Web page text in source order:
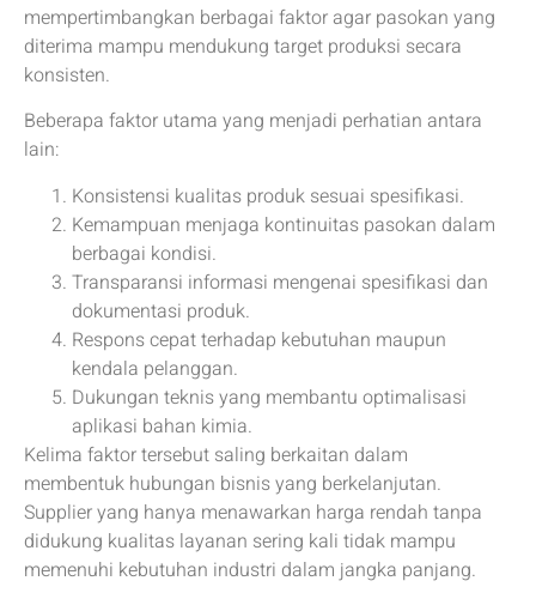
mempertimbangkan berbagai faktor agar pasokan yang
diterima mampu mendukung target produksi secara
konsisten.
Beberapa faktor utama yang menjadi perhatian antara
lain:
Konsistensi kualitas produk sesuai spesifikasi.
Kemampuan menjaga kontinuitas pasokan dalam
berbagai kondisi.
Transparansi informasi mengenai spesifikasi dan
dokumentasi produk.
Respons cepat terhadap kebutuhan maupun
kendala pelanggan.
Dukungan teknis yang membantu optimalisasi
aplikasi bahan kimia.
Kelima faktor tersebut saling berkaitan dalam
membentuk hubungan bisnis yang berkelanjutan.
Supplier yang hanya menawarkan harga rendah tanpa
didukung kualitas layanan sering kali tidak mampu
memenuhi kebutuhan industri dalam jangka panjang.